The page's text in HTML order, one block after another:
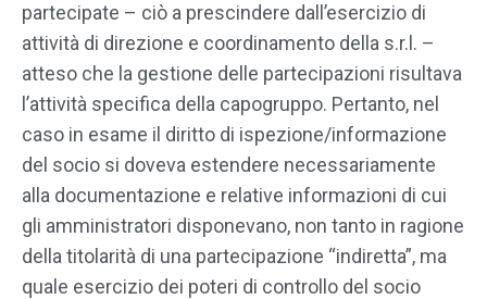
partecipate – ciò a prescindere dall’esercizio di
attività di direzione e coordinamento della s.r.l. –
atteso che la gestione delle partecipazioni risultava
l’attività specifica della capogruppo. Pertanto, nel
caso in esame il diritto di ispezione/informazione
del socio si doveva estendere necessariamente
alla documentazione e relative informazioni di cui
gli amministratori disponevano, non tanto in ragione
della titolarità di una partecipazione “indiretta”, ma
quale esercizio dei poteri di controllo del socio